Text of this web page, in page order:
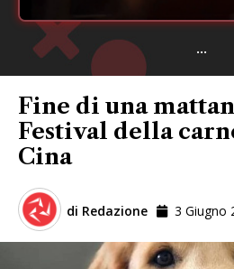
...
Fine di una
Festival della
Cina
di Redazione 3 Giugno